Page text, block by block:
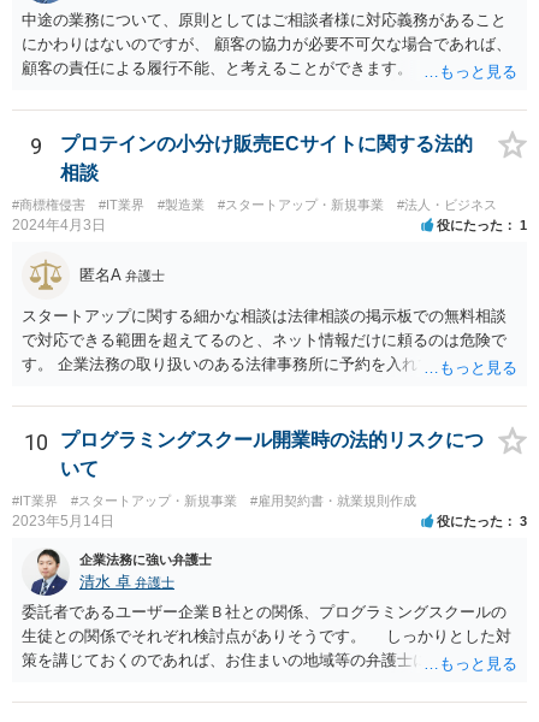
中途の業務について、原則としてはご相談者様に対応義務があること
にかわりはないのですが、 顧客の協力が必要不可欠な場合であれば、
顧客の責任による履行不能、と考えることができます。 トラブルにな
などで 簡単にでもまとめておくこと、顧客とのやり取りのログを証拠
として保存しておくこともお勧めいたします。
9
プロテインの小分け販売ECサイトに関する法的
相談
#商標権侵害 #IT業界 #製造業 #スタートアップ・新規事業 #法人・ビジネス
2024年4月3日 役にたった 1
匿名A 弁護士
スタートアップに関する細かな相談は法律相談の掲示板での無料相談
で対応できる範囲を超えてるのと、ネット情報だけに頼るのは危険で
す。 企業法務の取り扱いのある法律事務所に予約を入れて、リーガル
す。
10
プログラミングスクール開業時の法的リスクにつ
いて
#IT業界 #スタートアップ・新規事業 #雇用契約書・就業規則作成
2023年5月14日 役にたった 3
企業法務に強い弁護士
清水 卓 弁護士
委託者であるユーザー企業Ｂ社との関係、プログラミングスクールの
生徒との関係でそれぞれ検討点がありそうです。 しっかりとした対
策を講じておくのであれば、お住まいの地域等の弁護士に直接相談の
下さい。 (委託であるユーザー企業Ｂ社との関係) 例えば、 •プログラ